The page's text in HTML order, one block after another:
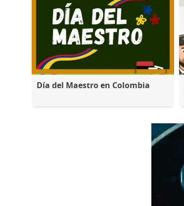
Día del Maestro en Colombia